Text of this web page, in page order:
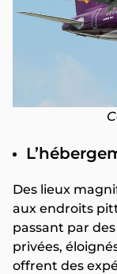
Des lieux
aux endroits
passant par
privées,
offrent des